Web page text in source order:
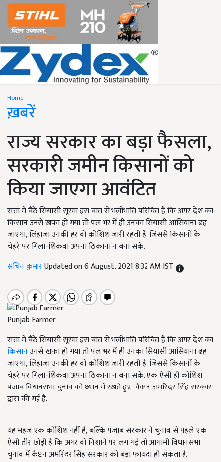
Home
ख़बरें
राज्य सरकार का बड़ा फैसला,
सरकारी जमीन किसानों को
किया जाएगा आवंटित
सत्ता में बैठे सियासी सूरमा इस बात से भलीभांति परिचित हैं कि अगर देश का
किसान उनसे खफा हो गया तो पल भर में ही उनका सियासी आसियाना ढह
जाएगा, लिहाजा उनकी हर वो कोशिश जारी रहती है, जिससे किसानों के
चेहरे पर गिला-शिकवा अपना ठिकाना न बना सकें.
सचिन कुमारUpdated on 6 August, 2021 8:32 AM IST
Punjab Farmer
सत्ता में बैठे सियासी सूरमा इस बात से भलीभांति परिचित हैं कि अगर देश का
किसानउनसे खफा हो गया तो पल भर में ही उनका सियासी आसियाना ढह
जाएगा, लिहाजा उनकी हर वो कोशिश जारी रहती है, जिससे किसानों के
चेहरे पर गिला-शिकवा अपना ठिकाना न बना सकें. एक ऐसी ही कोशिश
पंजाब विधानसभा चुनाव को ध्यान में रखते हुए कैप्टन अमरिंदर सिंह सरकार
द्वारा की गई है.
यह महज एक कोशिश नहीं है, बल्कि पंजाब सरकार ने चुनाव से पहले एक
ऐसी तीर छोड़ी है कि अगर वो निशाने पर लग गई तो आगामी विधानसभा
चुनाव में कैप्टन अमरिंदर सिंह सरकार को बड़ा फायदा हो सकता है.